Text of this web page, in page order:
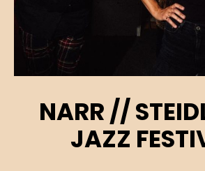
NARR //
JAZZ